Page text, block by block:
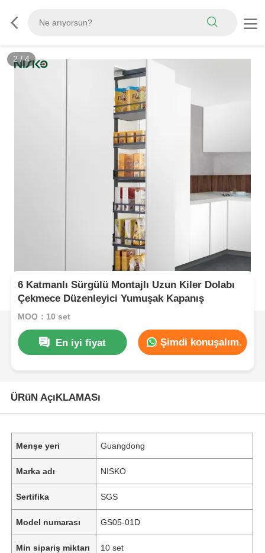
2 /4
6 Katmanlı Sürgülü Montajlı Uzun Kiler Dolabı
Çekmece Düzenleyici Yumuşak Kapanış
MOQ：10 set
En iyi fiyat Şimdi konuşalım.
ÜRüN AçıKLAMASı
Menşe yeri Guangdong
Marka adı NISKO
Sertifika SGS
Model numarası GS05-01D
Min sipariş miktarı 10 set